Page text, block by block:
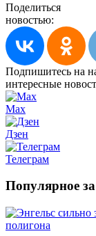
Поделиться
новостью:
Подпишитесь на
интересные
Max
Дзен
Телеграм
Популярное